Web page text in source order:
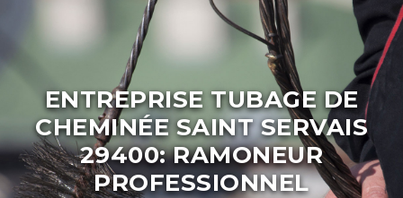
ENTREPRISE TUBAGE DE
CHEMINÉE SAINT SERVAIS
29400: RAMONEUR
PROFESSIONNEL